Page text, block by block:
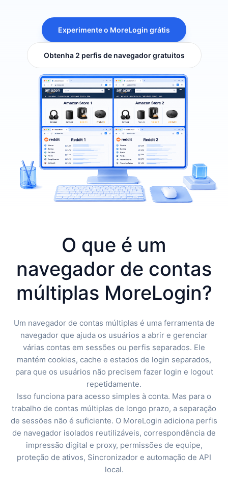
Experimente o MoreLogin grátis
Obtenha 2 perfis de navegador gratuitos
O que é um
navegador de contas
múltiplas MoreLogin?
Um navegador de contas múltiplas é uma ferramenta de
navegador que ajuda os usuários a abrir e gerenciar
várias contas em sessões ou perfis separados. Ele
mantém cookies, cache e estados de login separados,
para que os usuários não precisem fazer login e logout
repetidamente.
Isso funciona para acesso simples à conta. Mas para o
trabalho de contas múltiplas de longo prazo, a separação
de sessões não é suficiente. O MoreLogin adiciona perfis
de navegador isolados reutilizáveis, correspondência de
impressão digital e proxy, permissões de equipe,
proteção de ativos, Sincronizador e automação de API
local.